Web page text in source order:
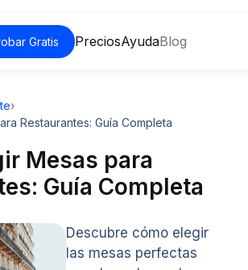
Gratis PreciosAyudaBlog
›
Restaurantes: Guía Completa
Mesas para
Guía Completa
Descubre cómo elegir
las mesas perfectas